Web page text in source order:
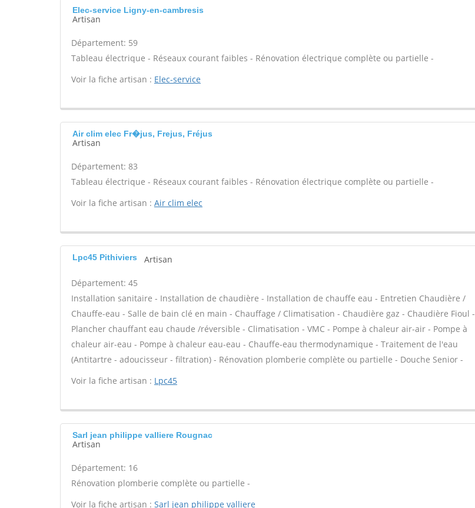
Elec-service Ligny-en-cambresis
Artisan
Département: 59
Tableau électrique - Réseaux courant faibles - Rénovation électrique complète ou partielle -
Voir la fiche artisan : Elec-service
Air clim elec Fr�jus, Frejus, Fréjus
Artisan
Département: 83
Tableau électrique - Réseaux courant faibles - Rénovation électrique complète ou partielle -
Voir la fiche artisan : Air clim elec
Lpc45 Pithiviers Artisan
Département: 45
Installation sanitaire - Installation de chaudière - Installation de chauffe eau - Entretien Chaudière /
Chauffe-eau - Salle de bain clé en main - Chauffage / Climatisation - Chaudière gaz - Chaudière Fioul -
Plancher chauffant eau chaude /réversible - Climatisation - VMC - Pompe à chaleur air-air - Pompe à
chaleur air-eau - Pompe à chaleur eau-eau - Chauffe-eau thermodynamique - Traitement de l'eau
(Antitartre - adoucisseur - filtration) - Rénovation plomberie complète ou partielle - Douche Senior -
Voir la fiche artisan : Lpc45
Sarl jean philippe valliere Rougnac
Artisan
Département: 16
Rénovation plomberie complète ou partielle -
Voir la fiche artisan : Sarl jean philippe valliere